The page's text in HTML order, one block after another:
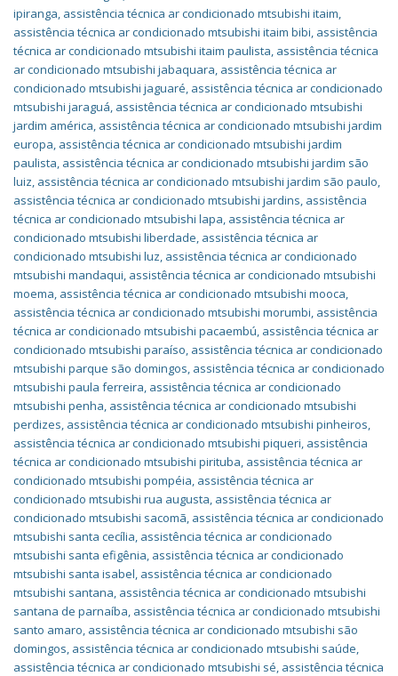
ipiranga, assistência técnica ar condicionado mtsubishi itaim,
assistência técnica ar condicionado mtsubishi itaim bibi, assistência
técnica ar condicionado mtsubishi itaim paulista, assistência técnica
ar condicionado mtsubishi jabaquara, assistência técnica ar
condicionado mtsubishi jaguaré, assistência técnica ar condicionado
mtsubishi jaraguá, assistência técnica ar condicionado mtsubishi
jardim américa, assistência técnica ar condicionado mtsubishi jardim
europa, assistência técnica ar condicionado mtsubishi jardim
paulista, assistência técnica ar condicionado mtsubishi jardim são
luiz, assistência técnica ar condicionado mtsubishi jardim são paulo,
assistência técnica ar condicionado mtsubishi jardins, assistência
técnica ar condicionado mtsubishi lapa, assistência técnica ar
condicionado mtsubishi liberdade, assistência técnica ar
condicionado mtsubishi luz, assistência técnica ar condicionado
mtsubishi mandaqui, assistência técnica ar condicionado mtsubishi
moema, assistência técnica ar condicionado mtsubishi mooca,
assistência técnica ar condicionado mtsubishi morumbi, assistência
técnica ar condicionado mtsubishi pacaembú, assistência técnica ar
condicionado mtsubishi paraíso, assistência técnica ar condicionado
mtsubishi parque são domingos, assistência técnica ar condicionado
mtsubishi paula ferreira, assistência técnica ar condicionado
mtsubishi penha, assistência técnica ar condicionado mtsubishi
perdizes, assistência técnica ar condicionado mtsubishi pinheiros,
assistência técnica ar condicionado mtsubishi piqueri, assistência
técnica ar condicionado mtsubishi pirituba, assistência técnica ar
condicionado mtsubishi pompéia, assistência técnica ar
condicionado mtsubishi rua augusta, assistência técnica ar
condicionado mtsubishi sacomã, assistência técnica ar condicionado
mtsubishi santa cecília, assistência técnica ar condicionado
mtsubishi santa efigênia, assistência técnica ar condicionado
mtsubishi santa isabel, assistência técnica ar condicionado
mtsubishi santana, assistência técnica ar condicionado mtsubishi
santana de parnaíba, assistência técnica ar condicionado mtsubishi
santo amaro, assistência técnica ar condicionado mtsubishi são
domingos, assistência técnica ar condicionado mtsubishi saúde,
assistência técnica ar condicionado mtsubishi sé, assistência técnica